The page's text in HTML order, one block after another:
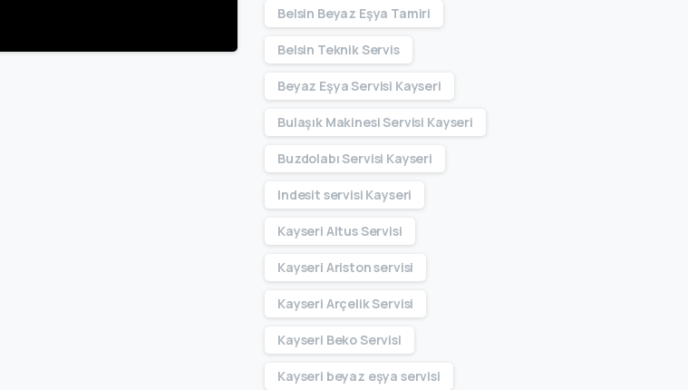
Belsin Beyaz Eşya Tamiri
Belsin Teknik Servis
Beyaz Eşya Servisi Kayseri
Bulaşık Makinesi Servisi Kayseri
Buzdolabı Servisi Kayseri
Indesit servisi Kayseri
Kayseri Altus Servisi
Kayseri Ariston servisi
Kayseri Arçelik Servisi
Kayseri Beko Servisi
Kayseri beyaz eşya servisi